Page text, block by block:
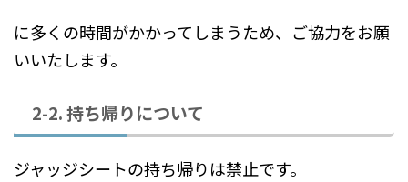
に多くの時間がかかってしまうため、ご協力をお願
いいたします。
2-2. 持ち帰りについて
ジャッジシートの持ち帰りは禁止です。